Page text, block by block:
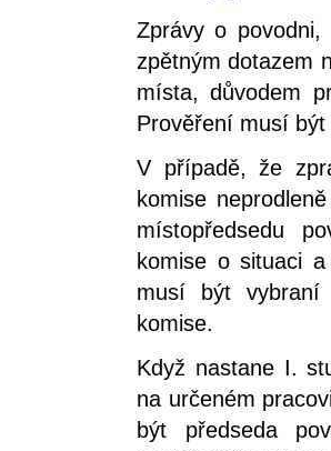
Zprávy o
zpětným dotazem
místa, důvodem
Prověření musí
V případě, že
komise
místopředsedu
komise o situaci
musí být vybraní
komise.
Když nastane I.
na určeném
být předseda